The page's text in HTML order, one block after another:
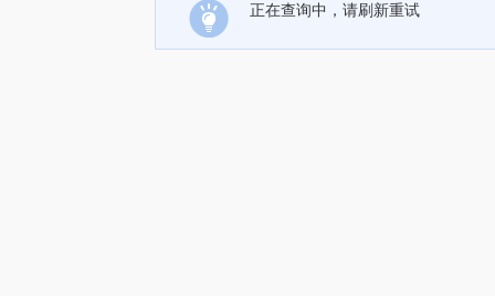
正在查询中，请刷新重试